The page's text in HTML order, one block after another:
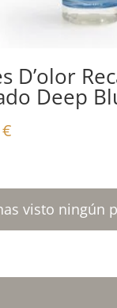
D’olor
Deep
€
visto ningún